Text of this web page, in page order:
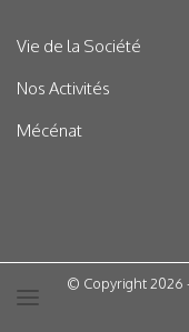
Vie de la Société
Nos Activités
Mécénat
© Copyright 2026